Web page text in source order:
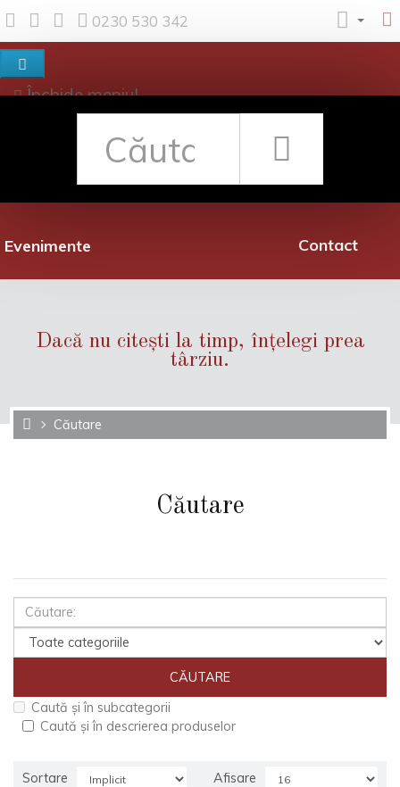
0230 530 342
Închide meniul
Evenimente
Rețea librării
Contact
Dacă nu citești la timp, înțelegi prea
târziu.
Căutare
Căutare
Caută și în subcategorii
Caută și în descrierea produselor
Sortare Afisare